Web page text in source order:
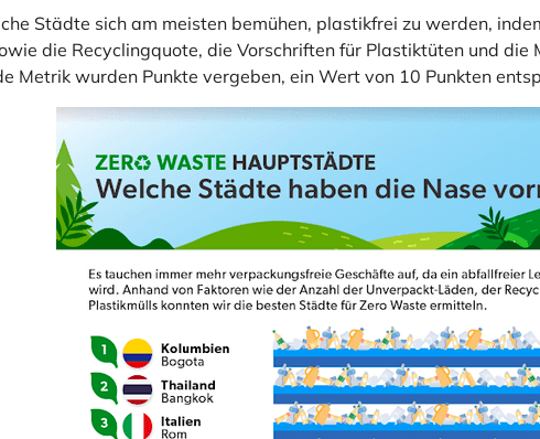
Städte sich am meisten bemühen, plastikfrei zu werden,
die Recyclingquote, die Vorschriften für Plastiktüten und
Metrik wurden Punkte vergeben, ein Wert von 10 Punkten